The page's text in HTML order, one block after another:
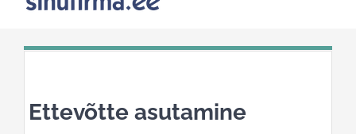
Ettevõtte asutamine